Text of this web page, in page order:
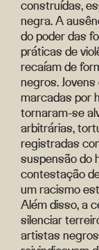
construídas,
negra. A
do poder das
práticas de
recaíam de
negros.
marcadas por
tornaram-se
arbitrárias,
registradas
suspensão do
contestação
um racismo
Além disso, a
silenciar
artistas